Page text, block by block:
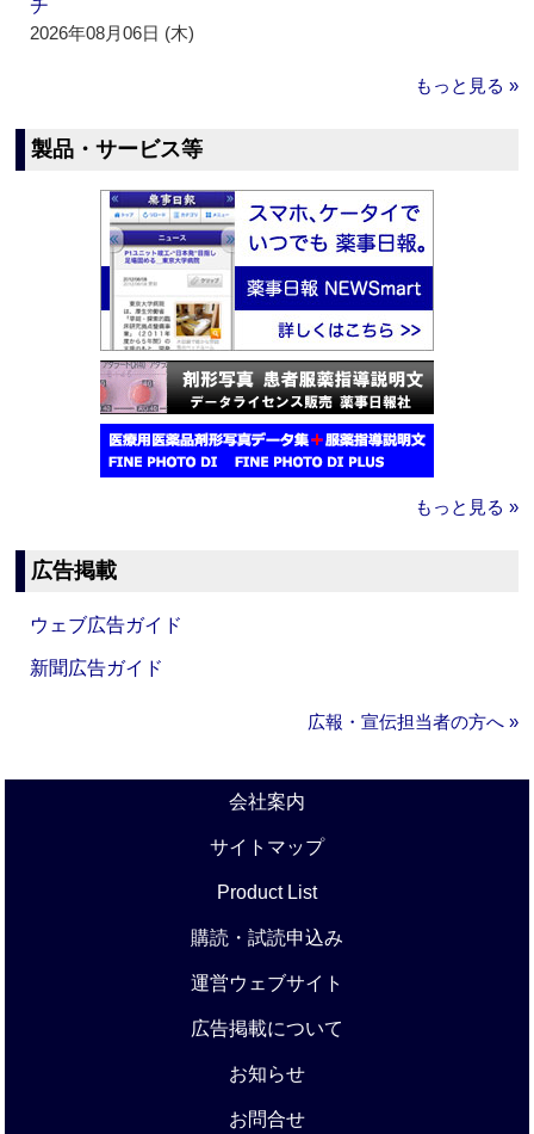
チ
2026年08月06日 (木)
もっと見る »
製品・サービス等
もっと見る »
広告掲載
ウェブ広告ガイド
新聞広告ガイド
広報・宣伝担当者の方へ »
会社案内
サイトマップ
Product List
購読・試読申込み
運営ウェブサイト
広告掲載について
お知らせ
お問合せ